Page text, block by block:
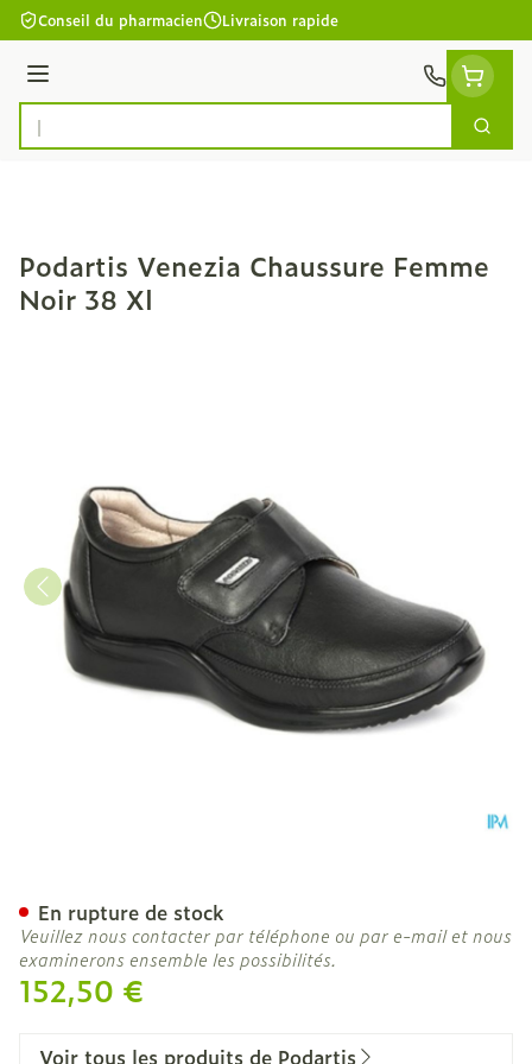
Aller au contenu
Conseil du pharmacien Livraison rapide
Menu
Rechercher
Podartis Venezia Chaussure Femme
Noir 38 Xl
152,50 €
En rupture de stock
Veuillez nous contacter par téléphone ou par e-mail et nous
examinerons ensemble les possibilités.
Voir tous les produits de Podartis